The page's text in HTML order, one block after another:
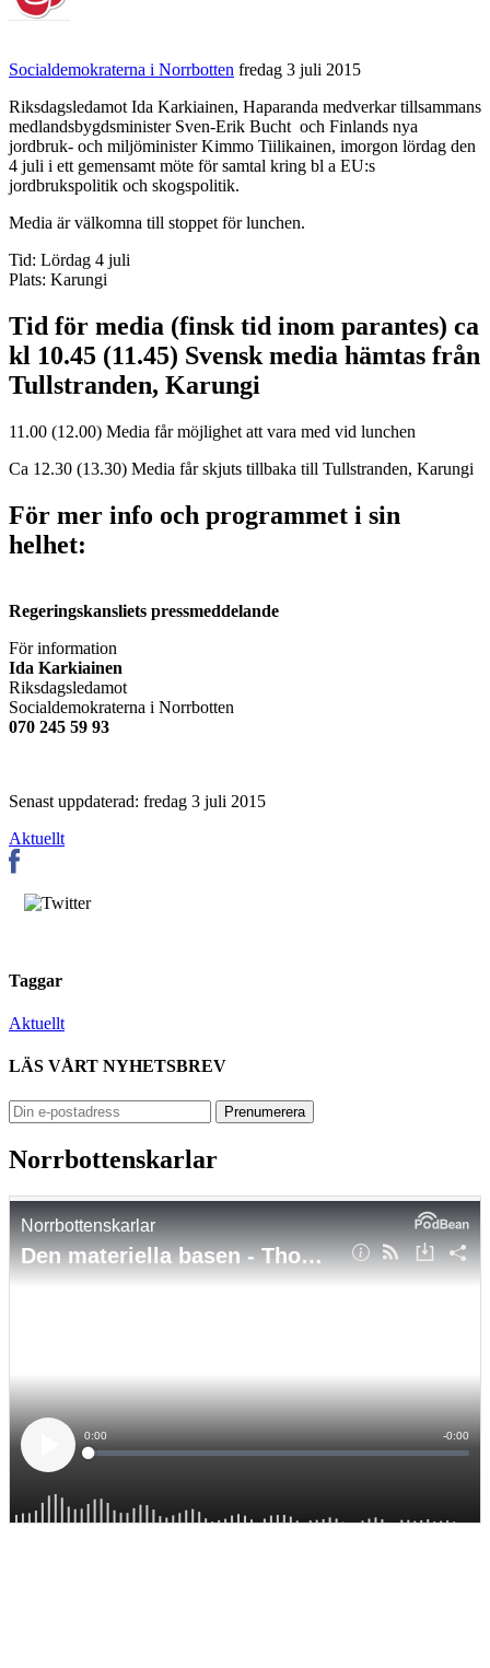
Socialdemokraterna i Norrbotten fredag 3 juli 2015
Riksdagsledamot Ida Karkiainen, Haparanda medverkar tillsammans
medlandsbygdsminister Sven-Erik Bucht och Finlands nya
jordbruk- och miljöminister Kimmo Tiilikainen, imorgon lördag den
4 juli i ett gemensamt möte för samtal kring bl a EU:s
jordbrukspolitik och skogspolitik.
Media är välkomna till stoppet för lunchen.
Tid: Lördag 4 juli
Plats: Karungi
Tid för media (finsk tid inom parantes) ca
kl 10.45 (11.45) Svensk media hämtas från
Tullstranden, Karungi
11.00 (12.00) Media får möjlighet att vara med vid lunchen
Ca 12.30 (13.30) Media får skjuts tillbaka till Tullstranden, Karungi
För mer info och programmet i sin
helhet:
Regeringskansliets pressmeddelande
För information
Ida Karkiainen
Riksdagsledamot
Socialdemokraterna i Norrbotten
070 245 59 93
Senast uppdaterad: fredag 3 juli 2015
Aktuellt
Taggar
Aktuellt
LÄS VÅRT NYHETSBREV
Norrbottenskarlar